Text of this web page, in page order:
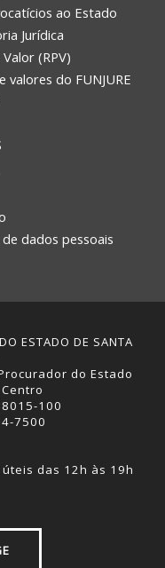
ao Estado
Jurídica
(RPV)
do FUNJURE
dados pessoais
ESTADO DE SANTA
do Estado
100
7500
úteis das 12h às 19h